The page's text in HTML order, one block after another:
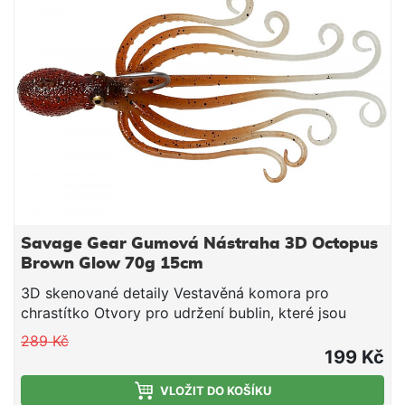
jigobání vytváří úžasnou širokou akci. Při zastavení
si nástraha drží realistickou pozici, přičemž
chapadla se pohybují i při těch nejjemnějších
proudech.
Savage Gear Gumová Nástraha 3D Octopus
Brown Glow 70g 15cm
3D skenované detaily Vestavěná komora pro
chrastítko Otvory pro udržení bublin, které jsou
samovolně uvolňovány v hloubkách Bod k navázání
pro navijení z velkýh hloubek Dlouhotrvající svíticí
efekt na těle a chapadlech Vysoce odolná chapadla
z TPE materiálu Realistická / živá akce Široký záběr
289 Kč
199 Kč
VLOŽIT DO KOŠÍKU